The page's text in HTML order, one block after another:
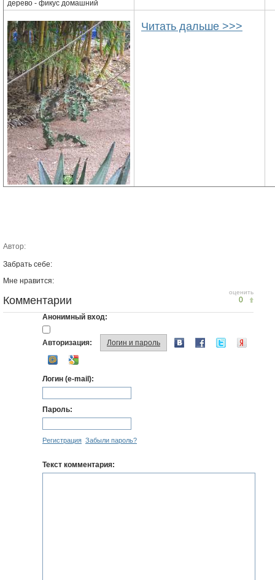
дерево - фикус домашний
Читать дальше >>>
Автор:
Забрать себе:
Мне нравится:
оценить
0
Комментарии
Анонимный вход:
Авторизация: Логин и пароль
Логин (e-mail):
Пароль:
Регистрация Забыли пароль?
Текст комментария: